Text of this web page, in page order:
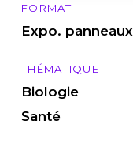
FORMAT
Expo. panneaux
THÉMATIQUE
Biologie
Santé